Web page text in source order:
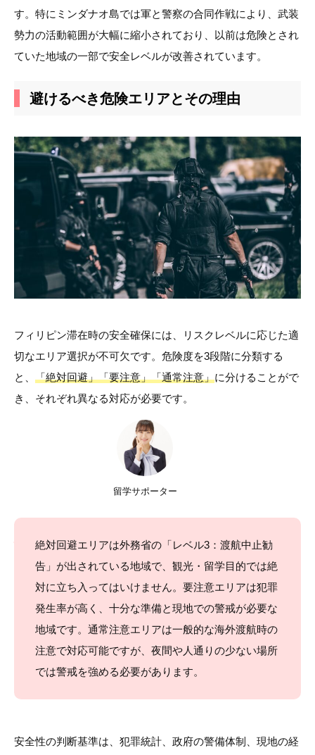
す。特にミンダナオ島では軍と警察の合同作戦により、武装
勢力の活動範囲が大幅に縮小されており、以前は危険とされ
ていた地域の一部で安全レベルが改善されています。
避けるべき危険エリアとその理由
フィリピン滞在時の安全確保には、リスクレベルに応じた適
切なエリア選択が不可欠です。危険度を3段階に分類する
と、 「絶対回避」「要注意」「通常注意」に分けることがで
き、それぞれ異なる対応が必要です。
留学サポーター
絶対回避エリアは外務省の「レベル3：渡航中止勧
告」が出されている地域で、観光・留学目的では絶
対に立ち入ってはいけません。要注意エリアは犯罪
発生率が高く、十分な準備と現地での警戒が必要な
地域です。通常注意エリアは一般的な海外渡航時の
注意で対応可能ですが、夜間や人通りの少ない場所
では警戒を強める必要があります。
安全性の判断基準は、犯罪統計、政府の警備体制、現地の経